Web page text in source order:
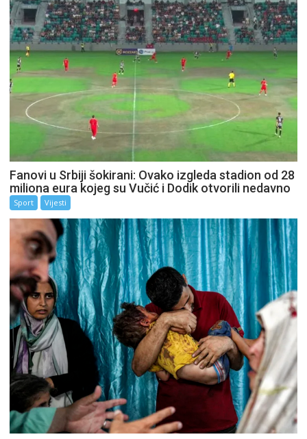
Fanovi u Srbiji šokirani: Ovako izgleda stadion od 28
miliona eura kojeg su Vučić i Dodik otvorili nedavno
Sport Vijesti